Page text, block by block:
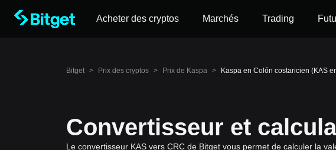
Acheter des cryptos Marchés Trading
Bitget > Prix des cryptos > Prix de Kaspa > Kaspa en Colón costaricien (KAS
Convertisseur et
Le convertisseur KAS vers CRC de Bitget vous permet de calculer la